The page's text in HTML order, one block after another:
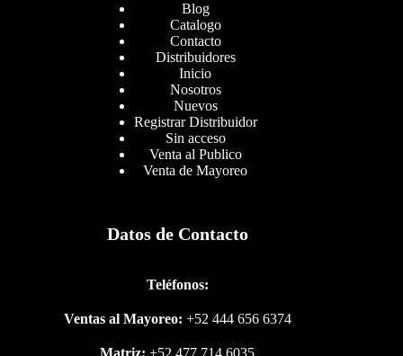
Blog
Catalogo
Contacto
Distribuidores
Inicio
Nosotros
Nuevos
Registrar Distribuidor
Sin acceso
Venta al Publico
Venta de Mayoreo
Datos de Contacto
Teléfonos:
Ventas al Mayoreo: +52 444 656 6374